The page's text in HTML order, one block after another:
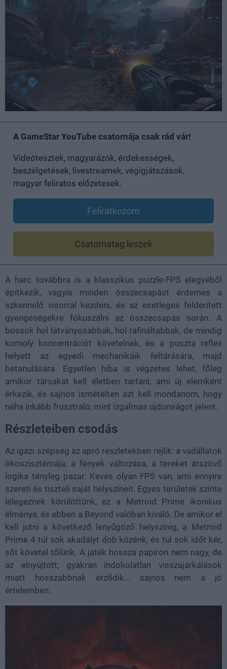
A GameStar YouTube csatornája csak rád vár!
Videótesztek, magyarázók, érdekességek,
beszélgetések, livestreamek, végigjátszások,
magyar feliratos előzetesek.
Feliratkozom
Csatornatag leszek
A harc továbbra is a klasszikus puzzle-FPS elegyéből
építkezik, vagyis minden összecsapást érdemes a
szkennelő visorral kezdeni, és az esetleges felderített
gyengeségekre fókuszálni az összecsapás során. A
bossok hol látványosabbak, hol rafináltabbak, de mindig
komoly koncentrációt követelnek, és a puszta reflex
helyett az egyedi mechanikáik feltárására, majd
betanulására. Egyetlen hiba is végzetes lehet, főleg
amikor társakat kell életben tartani, ami új elemként
érkezik, és sajnos ismételten azt kell mondanom, hogy
néha inkább frusztráló, mint izgalmas újdonságot jelent.
Részleteiben csodás
Az igazi szépség az apró részletekben rejlik: a vadállatok
ökoszisztémája, a fények változása, a tereket átszövő
logika tényleg pazar. Kevés olyan FPS van, ami ennyire
szereti és tiszteli saját helyszíneit. Egyes területek szinte
lélegeznek körülöttünk, ez a Metroid Prime ikonikus
élménye, és ebben a Beyond valóban kiváló. De amikor el
kell jutni a következő lenyűgöző helyszínig, a Metroid
Prime 4 túl sok akadályt dob közénk, és túl sok időt kér,
sőt követel tőlünk. A játék hossza papíron nem nagy, de
az elnyújtott, gyakran indokolatlan visszajárkálások
miatt hosszabbnak érződik... sajnos nem a jó
értelemben.